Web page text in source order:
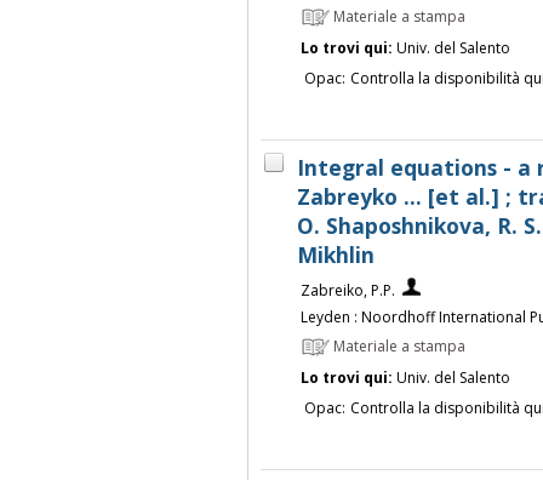
Materiale a stampa
Lo trovi qui: Univ. del Salento
Opac: Controlla la disponibilità
Integral equations - a
Zabreyko ... [et al.] ;
O. Shaposhnikova, R.
Mikhlin
Zabreiko, P.P.
Leyden : Noordhoff International
Materiale a stampa
Lo trovi qui: Univ. del Salento
Opac: Controlla la disponibilità